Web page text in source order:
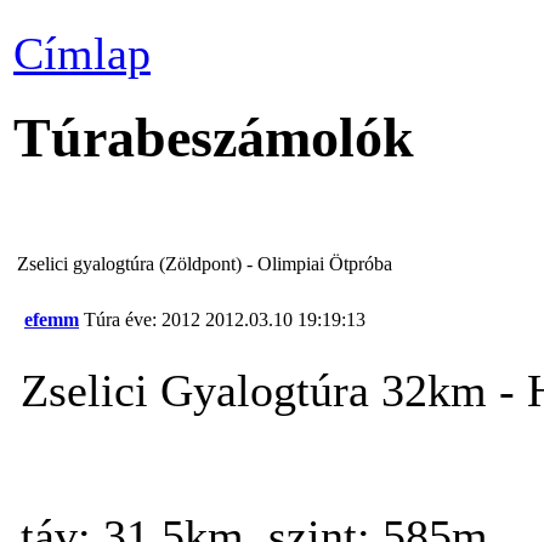
Címlap
Túrabeszámolók
Zselici gyalogtúra (Zöldpont) - Olimpiai Ötpróba
efemm Túra éve: 2012 2012.03.10 19:19:13
Zselici Gyalogtúra 32km -